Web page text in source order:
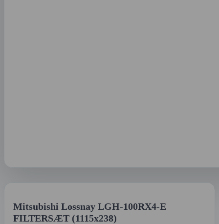
Mitsubishi Lossnay LGH-100RX4-E
FILTERSÆT (1115x238)